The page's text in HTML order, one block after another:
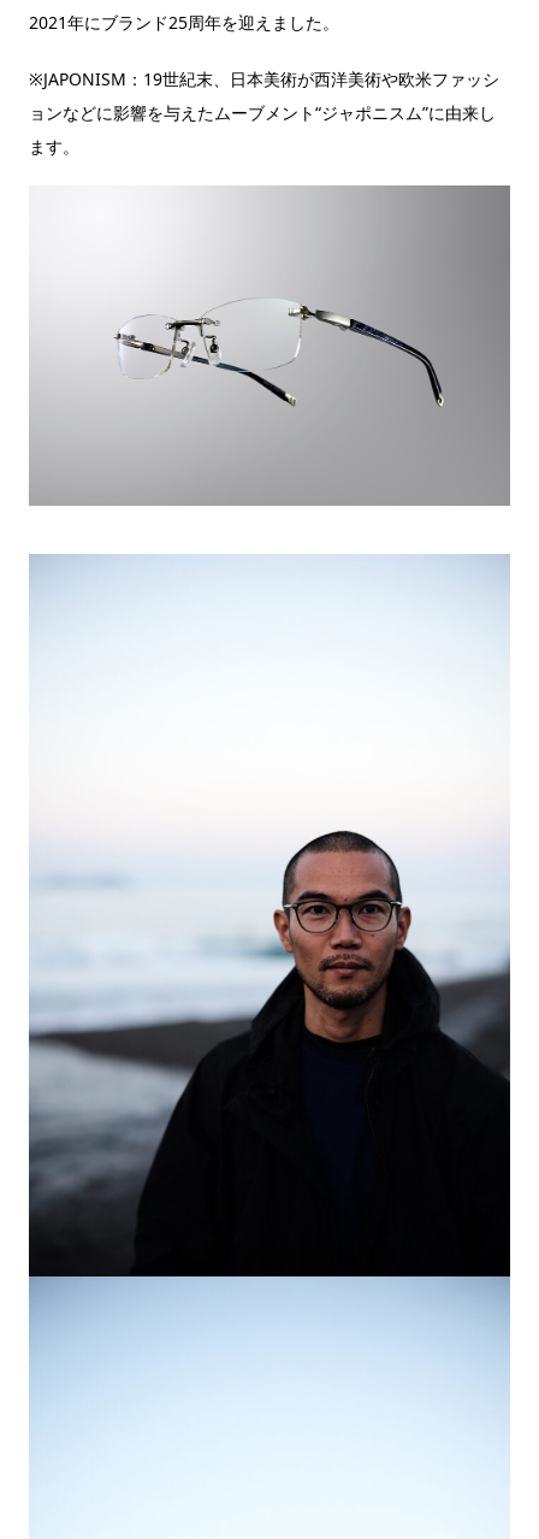
2021年にブランド25周年を迎えました。
※JAPONISM：19世紀末、日本美術が西洋美術や欧米ファッシ
ョンなどに影響を与えたムーブメント“ジャポニスム”に由来し
ます。